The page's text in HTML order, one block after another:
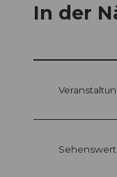
In der